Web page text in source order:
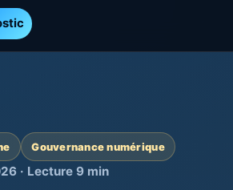
Gouvernance numérique
· Lecture 9 min